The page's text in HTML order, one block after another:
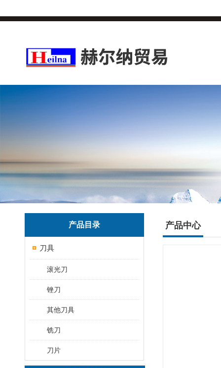
产品目录
刀具
滚光刀
锉刀
其他刀具
铣刀
刀片
产品中心